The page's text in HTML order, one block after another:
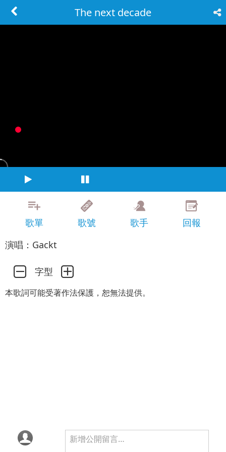
The next decade
歌單 歌號 歌手
回報
演唱：Gackt
字型
本歌詞可能受著作法保護，恕無法提供。